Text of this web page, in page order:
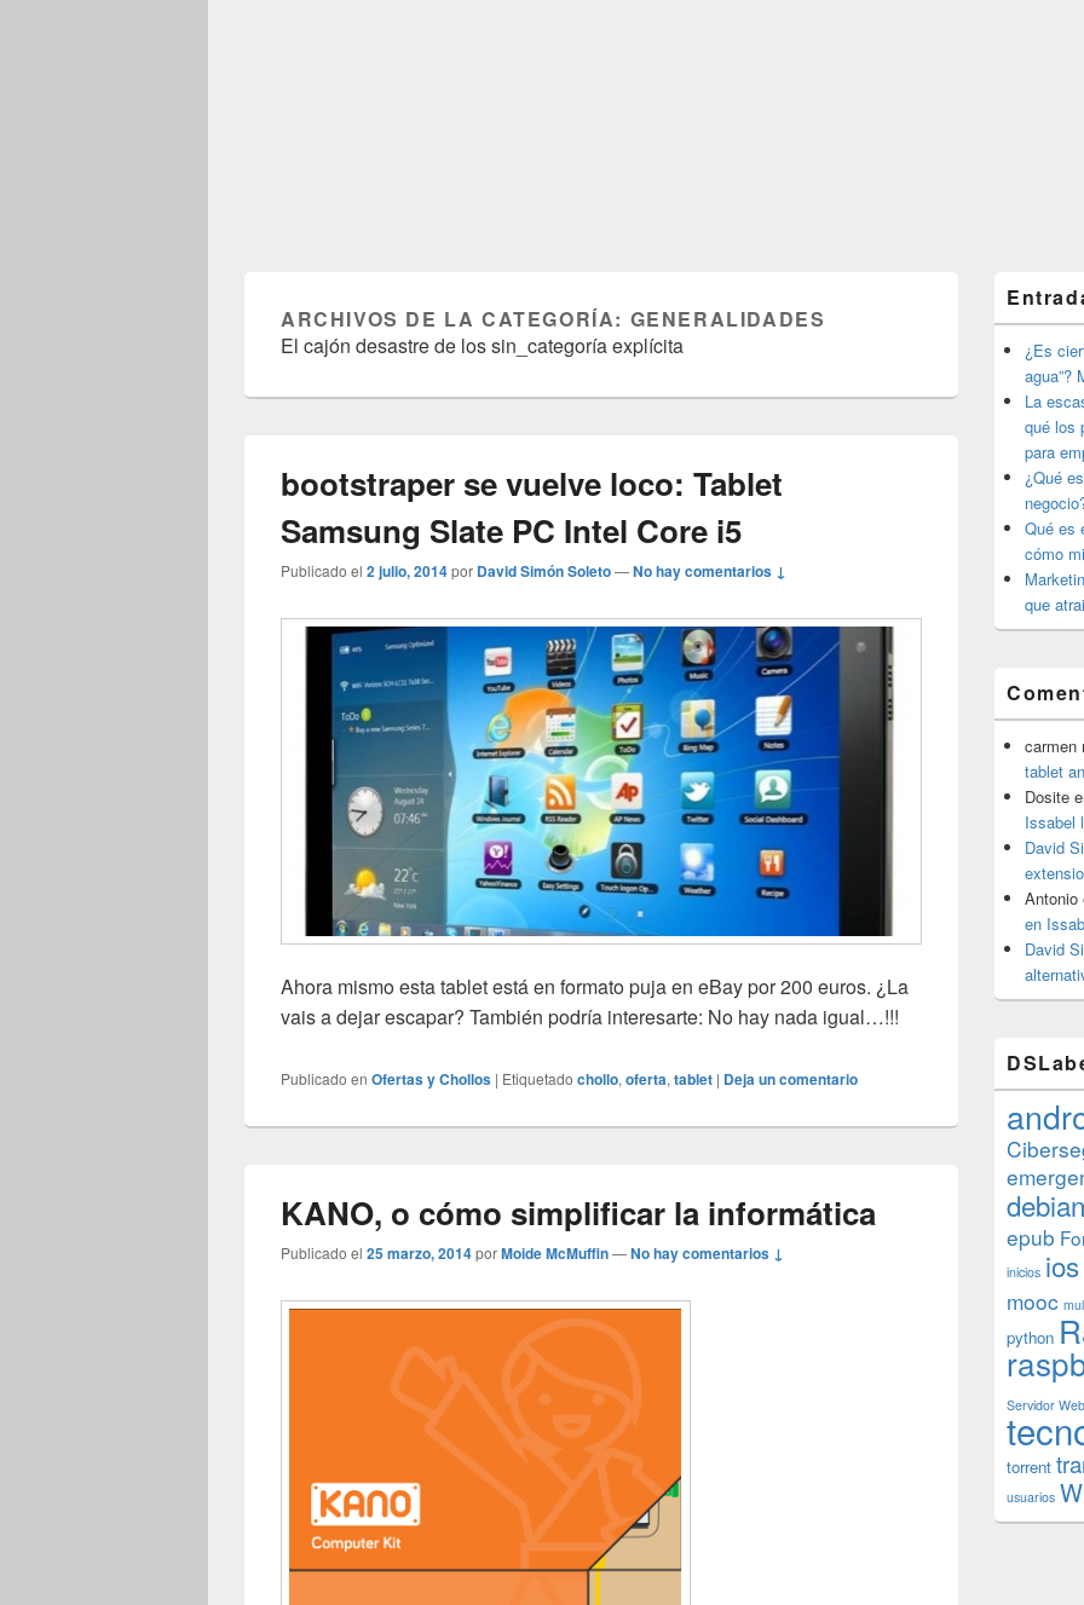
ARCHIVOS DE LA CATEGORÍA: GENERALIDADES
El cajón desastre de los sin_categoría explícita
bootstraper se vuelve loco: Tablet
Samsung Slate PC Intel Core i5
Publicado el 2 julio, 2014por David Simón Soleto—No hay comentarios ↓
Ahora mismo esta tablet está en formato puja en eBay por 200 euros. ¿La
vais a dejar escapar? También podría interesarte: No hay nada igual…!!!
Publicado en Ofertas y Chollos | Etiquetado chollo, oferta, tablet | Deja un comentario
KANO, o cómo simplificar la informática
Publicado el 25 marzo, 2014porMoide McMuffin—No hay comentarios ↓
área
de
widget
barra
lateral
primaria
¿Es
agua”?
La
qué los
para
¿Qué
Qué es
cómo
que
carmen
tablet
Dosite
Issabel
David
Antonio
en
David
debian
epub
inicios ios
mooc
python
Servidor Web
torrent
usuarios